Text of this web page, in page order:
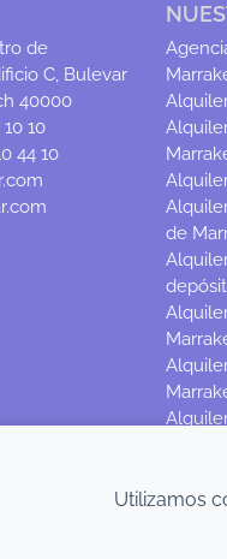
de
C, Bulevar
40000
10
44 10
de
Utilizamos